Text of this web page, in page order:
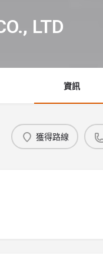
LTD
資訊
獲得路線